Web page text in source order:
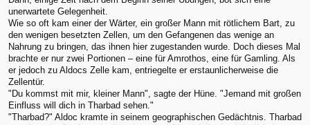
unerwartete Gelegenheit.
Wie so oft kam einer der Wärter, ein großer Mann mit rötlichem Bart, zu
den wenigen besetzten Zellen, um den Gefangenen das wenige an
Nahrung zu bringen, das ihnen hier zugestanden wurde. Doch dieses Mal
brachte er nur zwei Portionen – eine für Amrothos, eine für Gamling. Als
er jedoch zu Aldocs Zelle kam, entriegelte er erstaunlicherweise die
Zellentür.
"Du kommst mit mir, kleiner Mann", sagte der Hüne. "Jemand mit großen
Einfluss will dich in Tharbad sehen."
"Tharbad?" Aldoc kramte in seinem geographischen Gedächtnis. Tharbad